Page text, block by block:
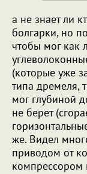
а не знает ли
болгарки, но
чтобы мог как
(которые уже
типа дремеля,
мог глубиной
не берет
же. Видел
приводом от
компрессором